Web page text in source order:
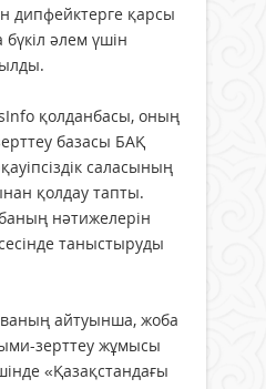
дипфейктерге қарсы
бүкіл әлем үшін
қолданбасы, оның
базасы БАҚ
саласының
қолдау тапты.
нәтижелерін
таныстыруды
айтуынша, жоба
зерттеу жұмысы
«Қазақстандағы